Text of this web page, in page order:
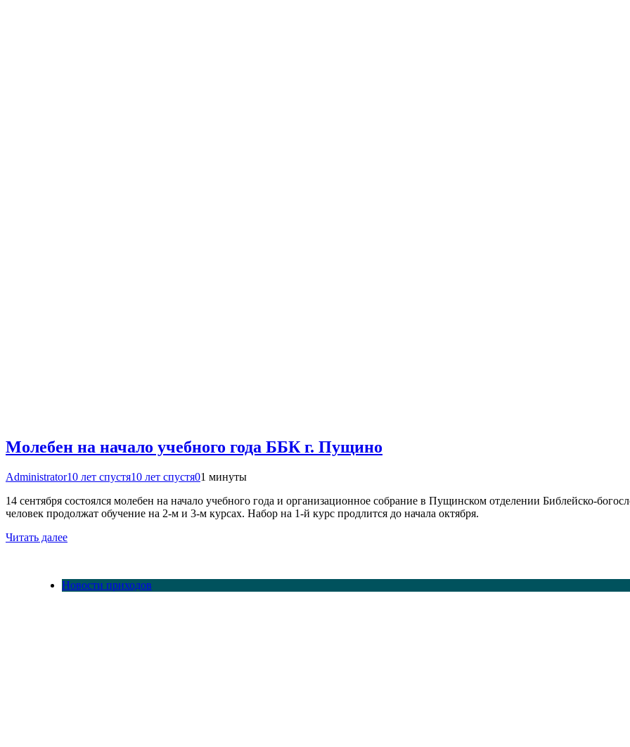
Молебен на начало учебного года ББК г. Пущино
Administrator10 лет спустя10 лет спустя01 минуты
14 сентября состоялся молебен на начало учебного года и организационное собрание в Пущинском отделении Библейско-
человек продолжат обучение на 2-м и 3-м курсах. Набор на 1-й курс продлится до начала октября.
Читать далее
Новости приходов